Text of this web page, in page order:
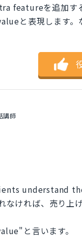
featureを追加
と表現します。
講師
understand
なければ、売り上
と言います。